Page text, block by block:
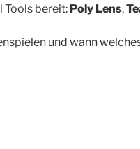
Tools bereit: Poly Lens,
und wann